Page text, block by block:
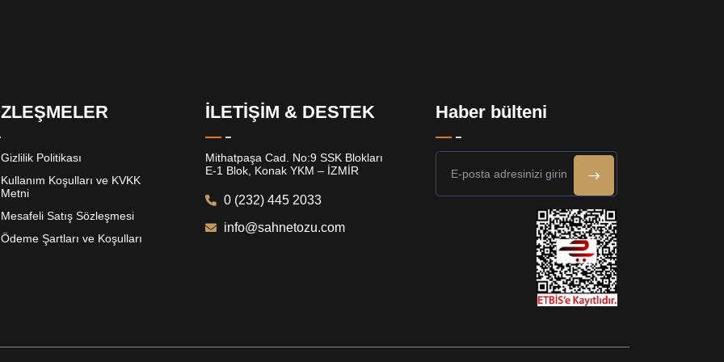
Gizlilik Politikası
Kullanım Koşulları ve KVKK
Metni
Mesafeli Satış Sözleşmesi
Ödeme Şartları ve Koşulları
İLETİŞİM & DESTEK
Mithatpaşa Cad. No:9 SSK Blokları
E-1 Blok, Konak YKM – İZMİR
0 (232) 445 2033
info@sahnetozu.com
Haber bülteni